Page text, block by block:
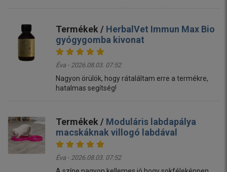
Termékek / HerbalVet Immun Max Bio
gyógygomba kivonat
Éva - 2026.08.03. 07:52
Nagyon örülök, hogy rátaláltam erre a termékre,
hatalmas segítség!
Termékek / Moduláris labdapálya
macskáknak villogó labdával
Éva - 2026.08.03. 07:52